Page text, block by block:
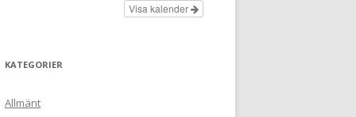
Visa kalender
KATEGORIER
Allmänt